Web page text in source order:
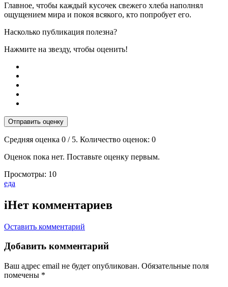
Главное, чтобы каждый кусочек свежего хлеба наполнял
ощущением мира и покоя всякого, кто попробует его.
Насколько публикация полезна?
Нажмите на звезду, чтобы оценить!
Отправить оценку
Средняя оценка 0 / 5. Количество оценок: 0
Оценок пока нет. Поставьте оценку первым.
Просмотры: 10
Тэги:
еда
iНет комментариев
Оставить комментарий
Добавить комментарий
Ваш адрес email не будет опубликован. Обязательные поля
помечены *